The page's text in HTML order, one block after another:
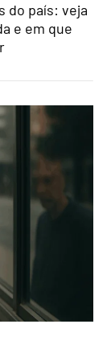
do país: veja
e em que